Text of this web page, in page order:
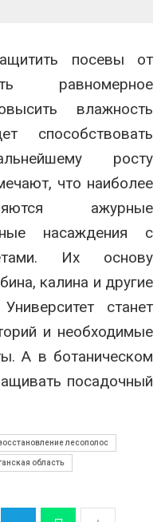
посевы от
равномерное
влажность
способствовать
росту
что наиболее
ажурные
насаждения с
Их основу
калина и другие
станет
и необходимые
А в ботаническом
посадочный
лесополос
область